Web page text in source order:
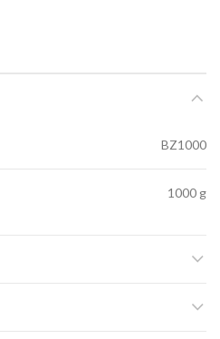
BZ1000
1000 g